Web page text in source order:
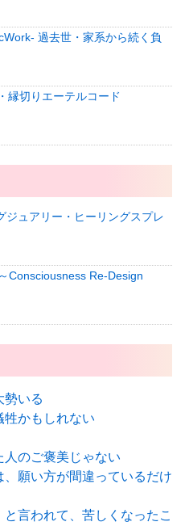
過去世・家系から続く負
縁切りエーテルコード
ジュアリー・ヒーリングスプレ
Consciousness Re-Design
勢いる
牲かもしれない
のご褒美じゃない
願い方が間違っているだけ
と言われて、苦しくなったこ